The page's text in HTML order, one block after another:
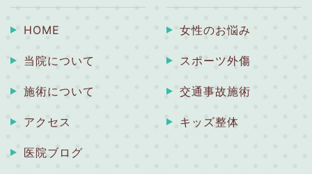
HOME
当院について
施術について
アクセス
医院ブログ
女性のお悩み
スポーツ外傷
交通事故施術
キッズ整体